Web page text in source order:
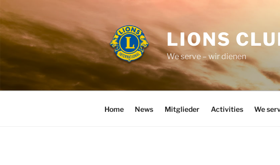
Inhalt
springen
LIONS
We serve – wir dienen
Home News Mitglieder Activities We